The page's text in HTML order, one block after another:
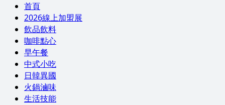
首頁
2026線上加盟展
飲品飲料
咖啡點心
早午餐
中式小吃
日韓異國
火鍋滷味
生活技能